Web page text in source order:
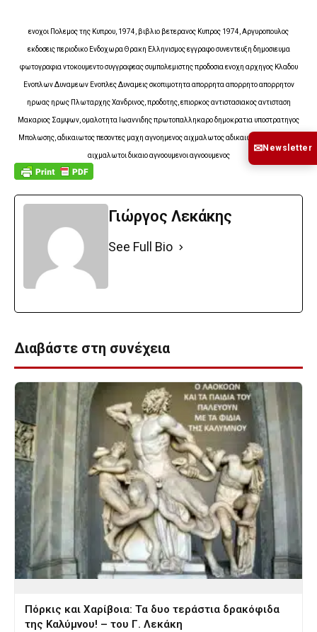
ενοχοι Πολεμος της Κυπρου, 1974, βιβλιο βετερανος Κυπρος 1974, Αργυροπουλος
εκδοσεις περιοδικο Ενδοχωρα Θρακη Ελληνισμος εγγραφο συνεντευξη δημοσιευμα
φωτογραφια ντοκουμεντο συγγραφεας συμπολεμιστης προδοσια ενοχη αρχηγος Κλαδου
Ενοπλων Δυναμεων Ενοπλες Δυναμεις σκοπιμοτητα απορρητα απορρητο απορρητον
ηρωας ηρως Πλωταρχης Χανδρινος, προδοτης, επιορκος αντιστασιακος αντισταση
Μακαριος Σαμψων, ομαλοτητα Ιωαννιδης πρωτοπαλληκαρο δημοκρατια υποστρατηγος
Μπολωσης, αδικαιωτος πεσοντες μαχη αγνοημενος αιχμαλωτος αδικαιωτοι αγνοημενοι
αιχμαλωτοι δικαιο αγνοουμενοι αγνοουμενος
Γιώργος Λεκάκης
See Full Bio
Διαβάστε στη συνέχεια
Πόρκις και Χαρίβοια: Τα δυο τεράστια δρακόφιδα
της Καλύμνου! – του Γ. Λεκάκη
✉Newsletter